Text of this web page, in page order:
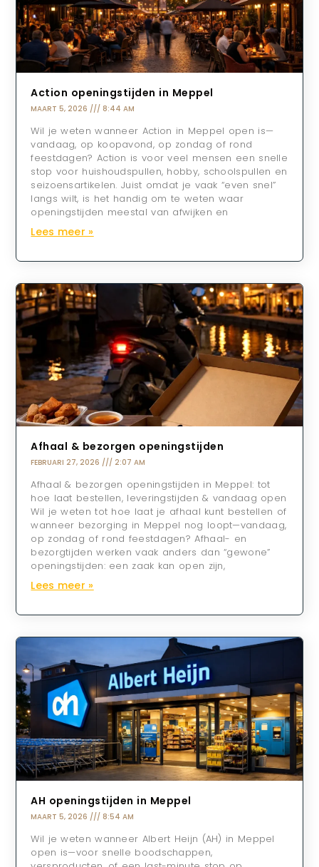
Action openingstijden in Meppel
MAART 5, 2026 8:44 AM
Wil je weten wanneer Action in Meppel open is—
vandaag, op koopavond, op zondag of rond
feestdagen? Action is voor veel mensen een snelle
stop voor huishoudspullen, hobby, schoolspullen en
seizoensartikelen. Juist omdat je vaak “even snel”
langs wilt, is het handig om te weten waar
openingstijden meestal van afwijken en
Lees meer »
Afhaal & bezorgen openingstijden
FEBRUARI 27, 2026 2:07 AM
Afhaal & bezorgen openingstijden in Meppel: tot
hoe laat bestellen, leveringstijden & vandaag open
Wil je weten tot hoe laat je afhaal kunt bestellen of
wanneer bezorging in Meppel nog loopt—vandaag,
op zondag of rond feestdagen? Afhaal- en
bezorgtijden werken vaak anders dan “gewone”
openingstijden: een zaak kan open zijn,
Lees meer »
AH openingstijden in Meppel
MAART 5, 2026 8:54 AM
Wil je weten wanneer Albert Heijn (AH) in Meppel
open is—voor snelle boodschappen,